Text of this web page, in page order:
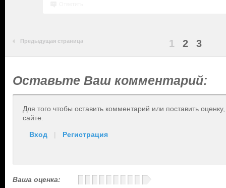
Предыдущая страница 1 2 3
Оставьте Ваш комментарий:
Для того чтобы оставить комментарий или поставить
сайте.
Вход | Регистрация
Ваша оценка: